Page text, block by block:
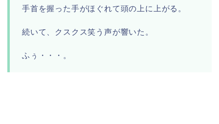
手首を握った手がほぐれて頭の上に上がる。
続いて、クスクス笑う声が響いた。
ふぅ・・・。